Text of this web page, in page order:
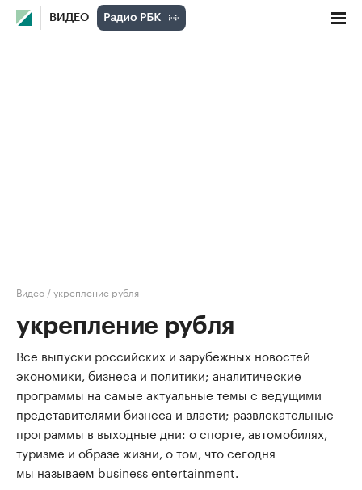
ВИДЕО
Видео /укрепление рубля
укрепление рубля
Все выпуски российских и зарубежных новостей
экономики, бизнеса и политики; аналитические
программы на самые актуальные темы с ведущими
представителями бизнеса и власти; развлекательные
программы в выходные дни: о спорте, автомобилях,
туризме и образе жизни, о том, что сегодня
мы называем business entertainment.